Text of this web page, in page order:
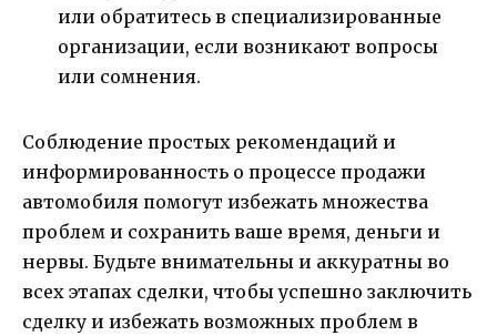
или обратитесь в специализированные
организации, если возникают вопросы
или сомнения.
Соблюдение простых рекомендаций и
информированность о процессе продажи
автомобиля помогут избежать множества
проблем и сохранить ваше время, деньги и
нервы. Будьте внимательны и аккуратны во
всех этапах сделки, чтобы успешно заключить
сделку и избежать возможных проблем в